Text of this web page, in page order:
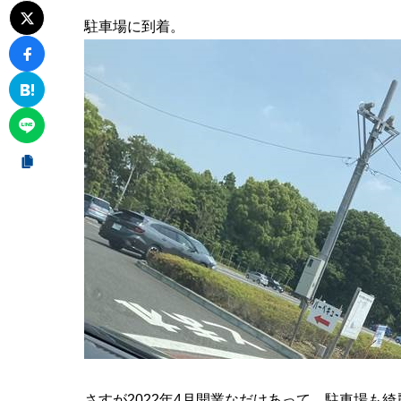
駐車場に到着。